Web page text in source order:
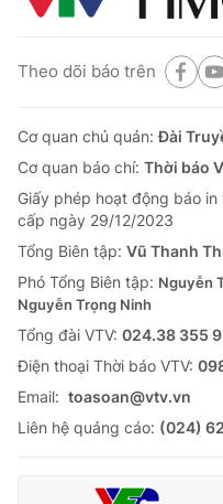
Theo dõi báo trên
Cơ quan chủ quản:Đài
Cơ quan báo chí: Thời báo
Giấy phép hoạt động báo
cấp ngày 29/12/2023
Tổng Biên tập: Vũ Thanh
Phó Tổng Biên tập: Nguyễn
Nguyễn Trọng Ninh
Tổng đài VTV: 024.38 355
Ðiện thoại Thời báo VTV:
Email: toasoan@vtv.vn
Liên hệ quảng cáo: (024)